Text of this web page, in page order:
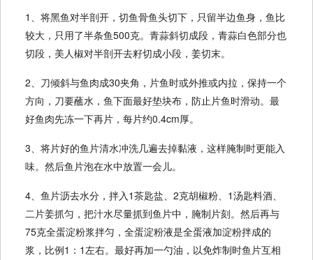
1、将黑鱼对半剖开，切鱼骨鱼头切下，只留半边鱼身，鱼比
较大，只用了半条鱼500克。青蒜斜切成段，青蒜白色部分也
切段，美人椒对半剖开去籽切成小段，姜切末。
2、刀倾斜与鱼肉成30夹角，片鱼时或外推或内拉，保持一个
方向，刀要蘸水，鱼下面最好垫块布，防止片鱼时滑动。最
好鱼肉先冻一下再片，每片约0.4cm厚。
3、将片好的鱼片清水冲洗几遍去掉黏液，这样腌制时更能入
味。然后鱼片泡在水中放置一会儿。
4、鱼片沥去水分，拌入1茶匙盐、2克胡椒粉、1汤匙料酒、
二片姜抓匀，把汁水尽量抓到鱼片中，腌制片刻。然后再与
75克全蛋淀粉浆拌匀，全蛋淀粉液是全蛋液加淀粉拌成的
浆，比例1：1左右。最好再加一勺油，以免炸制时鱼片互相